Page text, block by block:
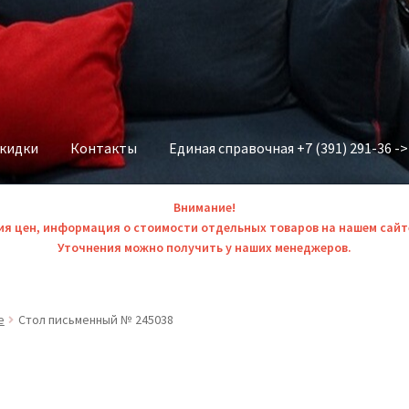
Контакты Единая справочная +7 (391) 291-36 -
Внимание!
цен, информация о стоимости отдельных товаров на нашем
Уточнения можно получить у наших менеджеров.
Стол письменный № 245038